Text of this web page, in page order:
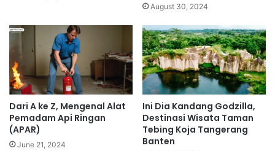
August 30, 2024
Dari A ke Z, Mengenal Alat
Pemadam Api Ringan
(APAR)
June 21, 2024
Ini Dia Kandang Godzilla,
Destinasi Wisata Taman
Tebing Koja Tangerang
Banten